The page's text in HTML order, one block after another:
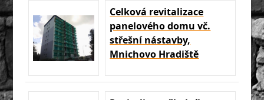
Celková revitalizace
panelového domu vč.
střešní nástavby,
Mnichovo Hradiště